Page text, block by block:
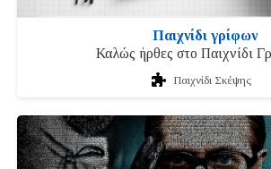
Παιχνίδι γρίφων
Καλώς ήρθες στο Παιχνίδι
Παιχνίδι Σκέψης